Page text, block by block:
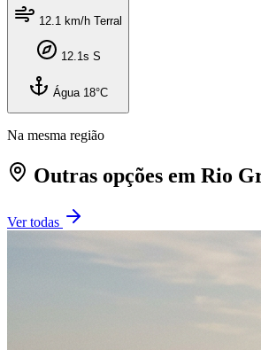
12.1 km/h Terral
12.1s S
Água 18°C
Na mesma região
Outras opções em Rio
Ver todas